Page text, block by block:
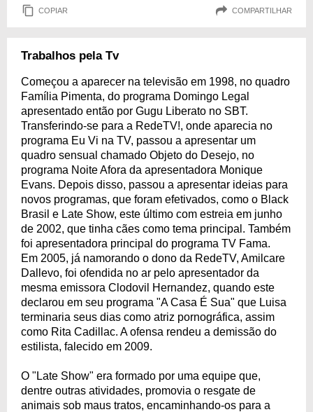
COPIAR COMPARTILHAR
Trabalhos pela Tv
Começou a aparecer na televisão em 1998, no quadro
Família Pimenta, do programa Domingo Legal
apresentado então por Gugu Liberato no SBT.
Transferindo-se para a RedeTV!, onde aparecia no
programa Eu Vi na TV, passou a apresentar um
quadro sensual chamado Objeto do Desejo, no
programa Noite Afora da apresentadora Monique
Evans. Depois disso, passou a apresentar ideias para
novos programas, que foram efetivados, como o Black
Brasil e Late Show, este último com estreia em junho
de 2002, que tinha cães como tema principal. Também
foi apresentadora principal do programa TV Fama.
Em 2005, já namorando o dono da RedeTV, Amilcare
Dallevo, foi ofendida no ar pelo apresentador da
mesma emissora Clodovil Hernandez, quando este
declarou em seu programa "A Casa É Sua" que Luisa
terminaria seus dias como atriz pornográfica, assim
como Rita Cadillac. A ofensa rendeu a demissão do
estilista, falecido em 2009.
O "Late Show" era formado por uma equipe que,
dentre outras atividades, promovia o resgate de
animais sob maus tratos, encaminhando-os para a